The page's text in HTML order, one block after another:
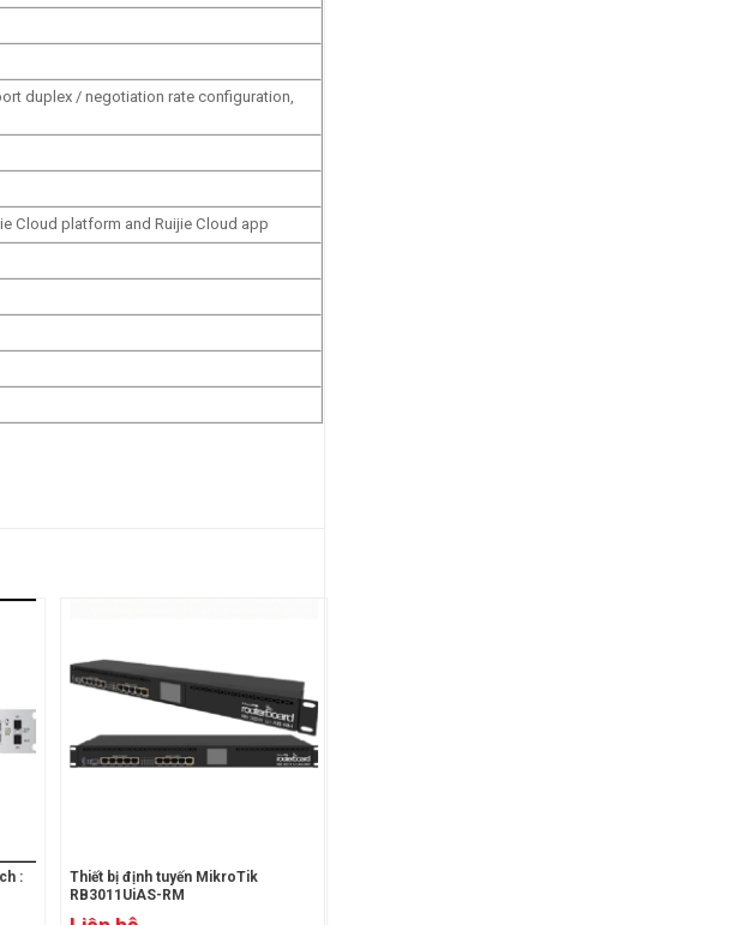
duplex / negotiation rate configuration,
Cloud platform and Ruijie Cloud app
:
Thiết bị định tuyến MikroTik
RB3011UiAS-RM